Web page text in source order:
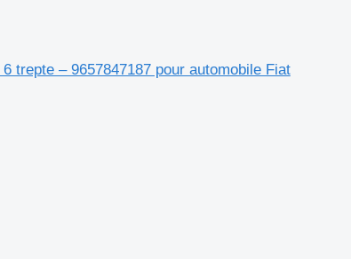
trepte – 9657847187 pour automobile Fiat